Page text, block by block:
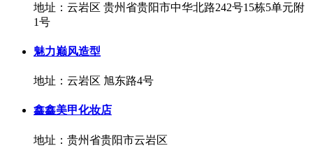
地址：云岩区 贵州省贵阳市中华北路242号15栋5单元附
1号
魅力巅风造型
地址：云岩区 旭东路4号
鑫鑫美甲化妆店
地址：贵州省贵阳市云岩区